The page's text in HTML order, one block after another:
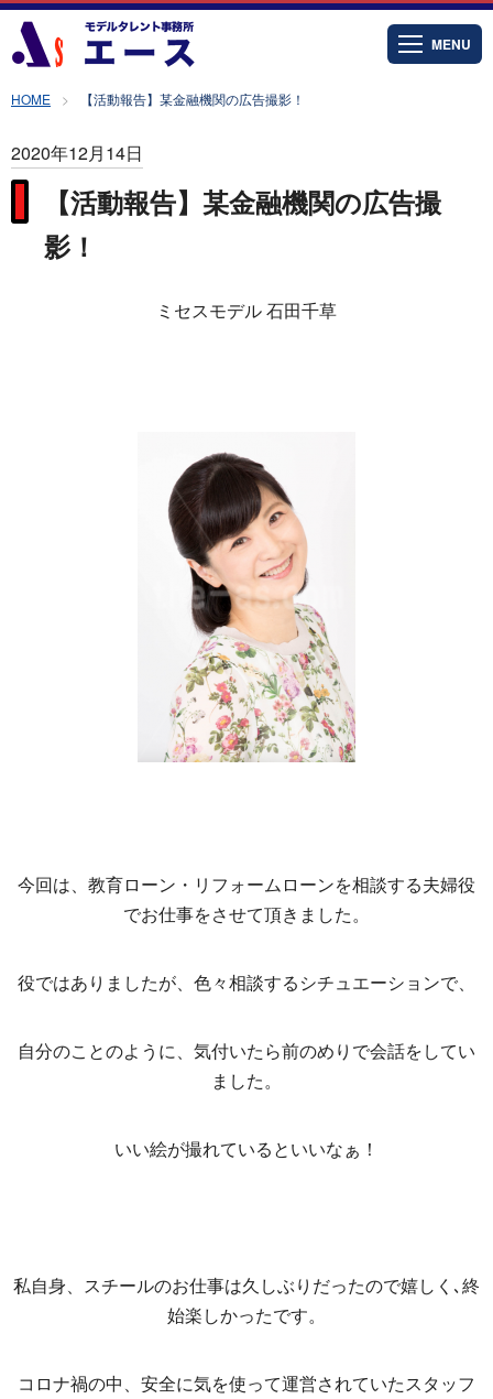
MENU
HOME 【活動報告】某金融機関の広告撮影！
2020年12月14日
【活動報告】某金融機関の広告撮
影！
ミセスモデル 石田千草
今回は、教育ローン・リフォームローンを相談する夫婦役
でお仕事をさせて頂きました。
役ではありましたが、色々相談するシチュエーションで、
自分のことのように、気付いたら前のめりで会話をしてい
ました。
いい絵が撮れているといいなぁ！
私自身、スチールのお仕事は久しぶりだったので嬉しく､終
始楽しかったです。
コロナ禍の中、安全に気を使って運営されていたスタッフ